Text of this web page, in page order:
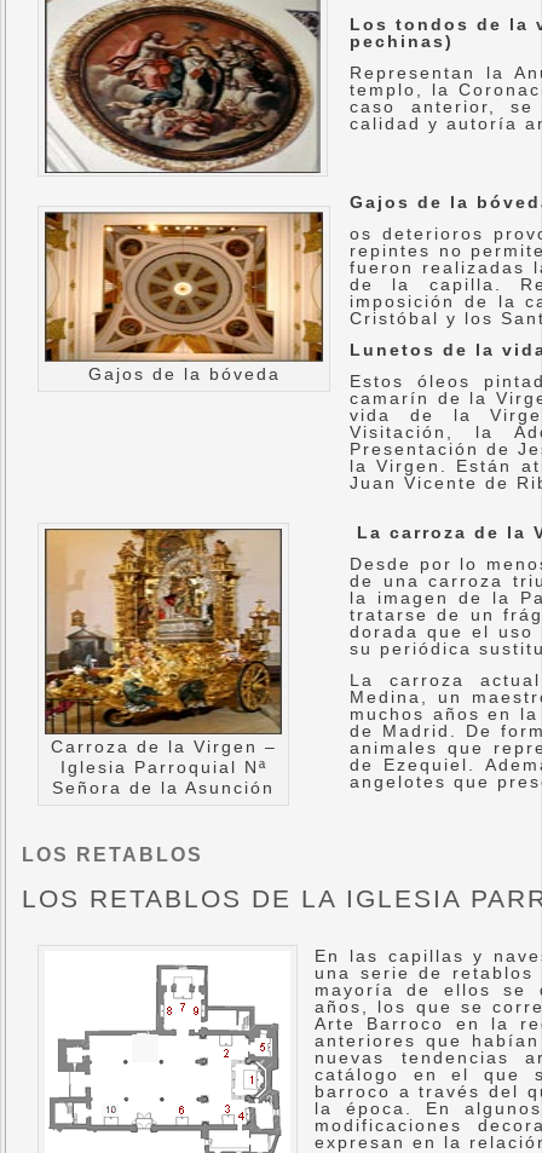
Los tondos de la
pechinas)
Representan la
templo, la
caso anterior,
calidad y autoría
Gajos de la bóveda
Gajos de la
os deterioros
repintes no
fueron realizadas
de la capilla.
imposición de la
Cristóbal y los
Lunetos de la
Estos óleos
camarín de la
vida de la
Visitación, la
Presentación de
la Virgen. Están
Juan Vicente de
Carroza de la Virgen –
Iglesia Parroquial Nª
Señora de la Asunción
La carroza de la
Desde por lo
de una carroza
la imagen de la
tratarse de un
dorada que el
su periódica
La carroza
Medina, un
muchos años en
de Madrid. De
animales que
de Ezequiel.
angelotes que
LOS RETABLOS
LOS RETABLOS DE LA IGLESIA
En las capillas y
una serie de
mayoría de ellos se
años, los que se
Arte Barroco en la
anteriores que
nuevas tendencias
catálogo en el que
barroco a través del
la época. En
modificaciones
expresan en la